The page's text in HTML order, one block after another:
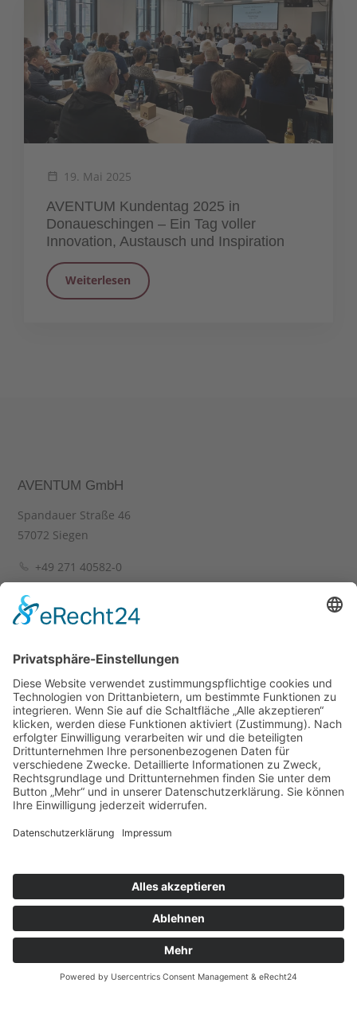
19. Mai 2025
AVENTUM Kundentag 2025 in
Donaueschingen – Ein Tag voller
Innovation, Austausch und Inspiration
Weiterlesen
AVENTUM GmbH
Spandauer Straße 46
57072 Siegen
+49 271 40582-0
+49 271 40582-29
info(at)aventum.de
Das könnte Sie interessieren:
Karriere
Service
Aktuelles
Unternehmen
Kontakt
Branchen
Lösungen
AVENTUM.ACADEMY
© 2026 AVENTUM GmbH
DSGVO